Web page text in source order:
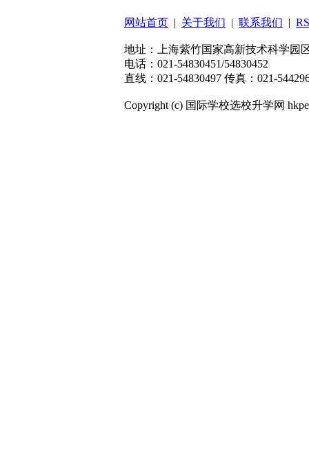
网站首页 | 关于我们 | 联系我们 |
地址：上海紫竹国家高新技术科学园
电话：021-54830451/54830452
直线：021-54830497 传真：021-
Copyright (c) 国际学校选校升学网